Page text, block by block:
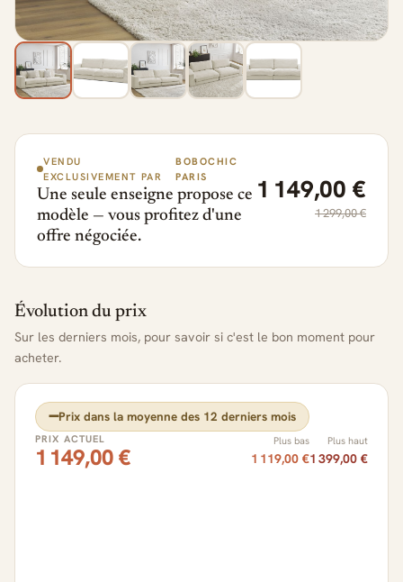
VENDU
EXCLUSIVEMENT PAR
BOBOCHIC
PARIS
Une seule enseigne propose ce
modèle — vous profitez d'une
offre négociée.
1 149,00 €
1 299,00 €
Évolution du prix
Sur les derniers mois, pour savoir si c'est le bon moment pour
acheter.
➖Prix dans la moyenne des 12 derniers mois
PRIX ACTUEL
1 149,00 €
Plus bas
1 119,00 €
Plus haut
1 399,00 €